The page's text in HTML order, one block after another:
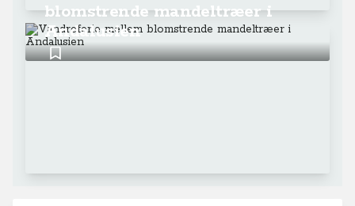
blomstrende mandeltræer i
Andalusien